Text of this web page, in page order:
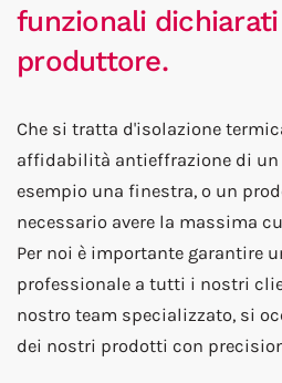
funzionali
produttore.
Che si tratta d'isolazione
affidabilità antieffrazione di un
esempio una finestra, o un
necessario avere la massima
Per noi è importante garantire
professionale a tutti i nostri
nostro team specializzato, si
dei nostri prodotti con